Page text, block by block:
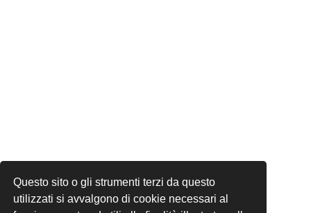
Questo sito o gli strumenti terzi da questo
utilizzati si avvalgono di cookie necessari al